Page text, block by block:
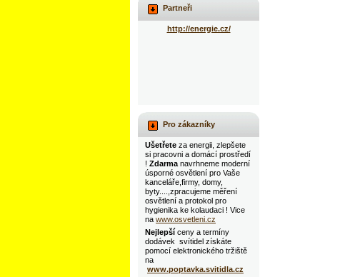
Partneři
http://energie.cz/
Pro zákazníky
Ušetřete za energii, zlepšete
si pracovni a domácí prostředí
! Zdarma navrhneme moderní
úsporné osvětlení pro Vaše
kanceláře,firmy, domy,
byty....,zpracujeme měření
osvětlení a protokol pro
hygienika ke kolaudaci ! Vice
na www.osvetleni.cz
Nejlepší ceny a termíny
dodávek svítidel získáte
pomocí elektronického tržiště
na
www.poptavka.svitidla.cz